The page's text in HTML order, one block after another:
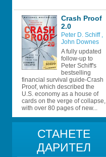
Crash Proof
2.0
Peter D. Schiff ,
John Downes
A fully updated
follow-up to
Peter Schiff's
bestselling
financial survival guide-Crash
Proof, which described the
U.S. economy as a house of
cards on the verge of collapse,
with over 80 pages of new...
СТАНЕТЕ
ДАРИТЕЛ